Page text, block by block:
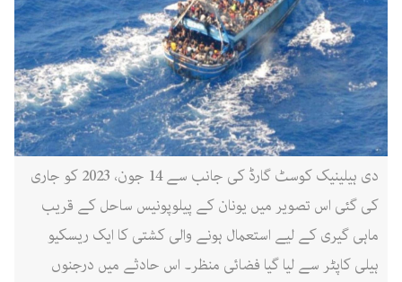
دی ہیلینیک کوسٹ گارڈ کی جانب سے 14 جون، 2023 کو جاری
کی گئی اس تصویر میں یونان کے پیلوپونیس ساحل کے قریب
ماہی گیری کے لیے استعمال ہونے والی کشتی کا ایک ریسکیو
ہیلی کاپٹر سے لیا گیا فضائی منظر۔ اس حادثے میں درجنوں